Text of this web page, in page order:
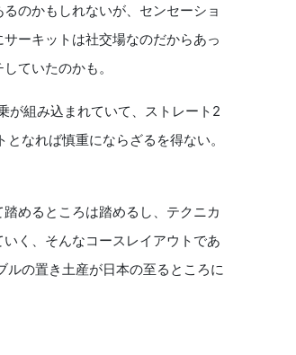
のかもしれないが、センセーショ
ーキットは社交場なのだからあっ
ていたのかも。
組み込まれていて、ストレート2
なれば慎重にならざるを得ない。
めるところは踏めるし、テクニカ
く、そんなコースレイアウトであ
の置き土産が日本の至るところに